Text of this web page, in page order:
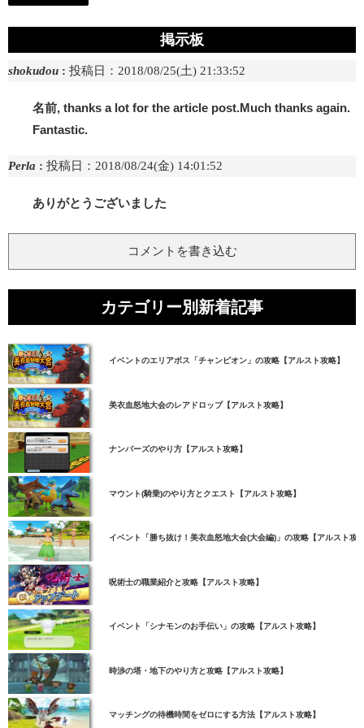
掲示板
shokudou : 投稿日：2018/08/25(土) 21:33:52
名前, thanks a lot for the article post.Much thanks again.
Fantastic.
Perla : 投稿日：2018/08/24(金) 14:01:52
ありがとうございました
コメントを書き込む
カテゴリー別新着記事
イベントのエリアボス「チャンピオン」の攻略【アルスト攻略】
美衣血怒地大会のレアドロップ【アルスト攻略】
ナンバーズのやり方【アルスト攻略】
マウント(騎乗)のやり方とクエスト【アルスト攻略】
イベント「勝ち抜け！美衣血怒地大会(大会編)」の攻略【アルスト攻
呪術士の職業紹介と攻略【アルスト攻略】
イベント「シナモンのお手伝い」の攻略【アルスト攻略】
時渉の塔・地下のやり方と攻略【アルスト攻略】
マッチングの待機時間をゼロにする方法【アルスト攻略】